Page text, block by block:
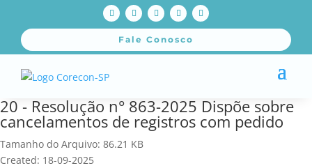
Fale Conosco
20 - Resolução n° 863-2025 Dispõe sobre
cancelamentos de registros com pedido
Tamanho do Arquivo: 86.21 KB
Created: 18-09-2025